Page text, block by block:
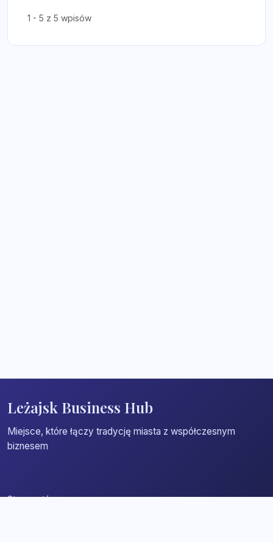
1 - 5 z 5 wpisów
Leżajsk Business Hub
Miejsce, które łączy tradycję miasta z współczesnym
biznesem
Strona główna